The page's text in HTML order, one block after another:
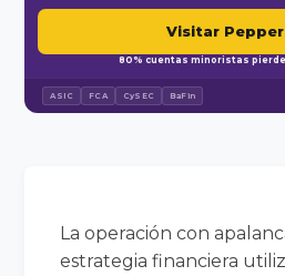
Visitar
80% cuentas minoristas
ASIC FCA CySEC BaFin
La operación con
estrategia financiera